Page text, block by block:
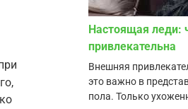
Настоящая леди:
привлекательна
Внешняя
это важно в
пола. Только